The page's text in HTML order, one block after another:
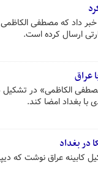
خبر داد که مصطفی
ارسال کرده است.
عراق
الکاظمی» در
با بغداد امضا کند.
در بغداد
کابینه عراق نوشت که